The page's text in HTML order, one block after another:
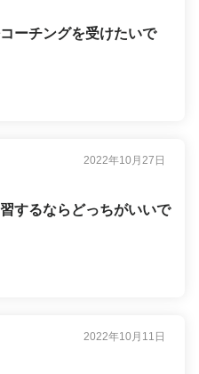
ーチングを受けたいで
2022年10月27日
するならどっちがいいで
2022年10月11日